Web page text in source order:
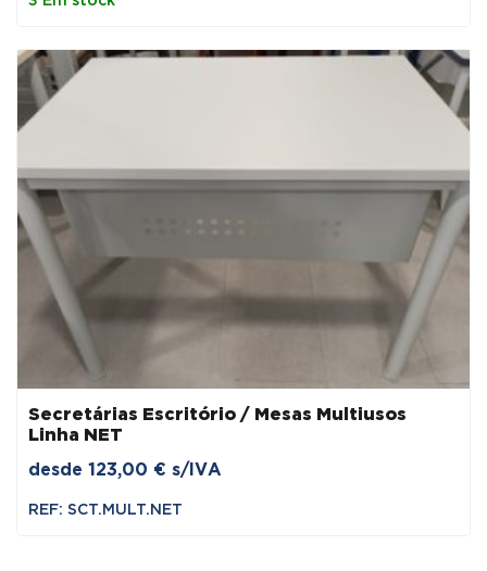
Secretárias Escritório / Mesas Multiusos
Linha NET
desde 123,00 € s/IVA
REF: SCT.MULT.NET